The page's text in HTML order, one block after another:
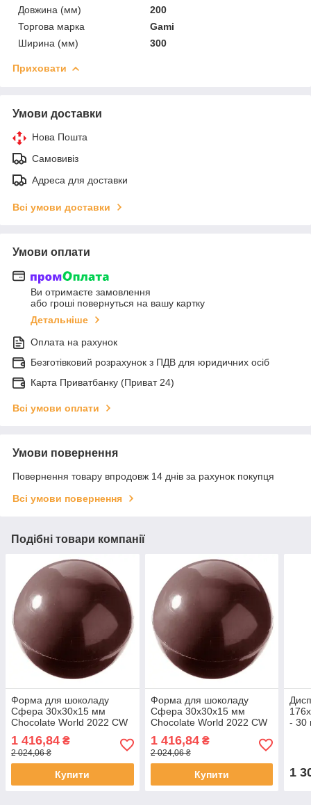
Довжина (мм)
200
Торгова марка
Gami
Ширина (мм)
300
Приховати
Умови доставки
Нова Пошта
Самовивіз
Адреса для доставки
Всі умови доставки
Умови оплати
Ви отримаєте замовлення
або гроші повернуться на вашу картку
Детальніше
Оплата на рахунок
Безготівковий розрахунок з ПДВ для юридичних осіб
Карта Приватбанку (Приват 24)
Всі умови оплати
Умови повернення
Повернення товару впродовж 14 днів за рахунок покупця
Всі умови повернення
Подібні товари компанії
Форма для шоколаду
Сфера 30х30х15 мм
Chocolate World 2022 CW
1 416,84 ₴
2 024,06 ₴
Купити
Форма для шоколаду
Сфера 30х30х15 мм
Chocolate World 2022 CW
1 416,84₴
2 024,06 ₴
Купити
- 30
1